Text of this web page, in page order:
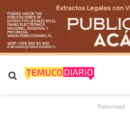
Buscar por
Publicidad